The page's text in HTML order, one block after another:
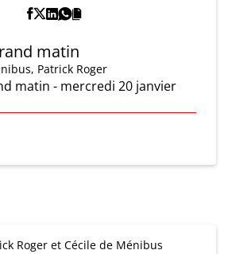
matin
, Patrick Roger
matin - mercredi 20 janvier
Roger et Cécile de Ménibus